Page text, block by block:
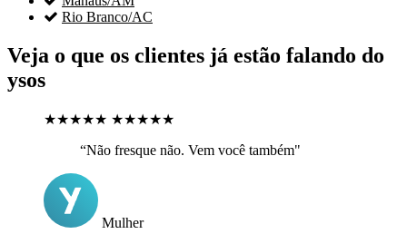
 Rio Branco/AC
Veja o que os clientes já estão falando do
ysos
★★★★★ ★★★★★
“Não fresque não. Vem você também"
Mulher